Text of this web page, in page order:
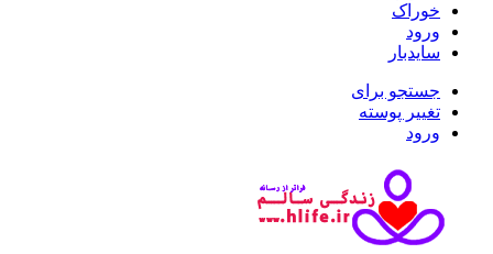
خوراک
ورود
سایدبار
جستجو برای
تغییر پوسته
ورود